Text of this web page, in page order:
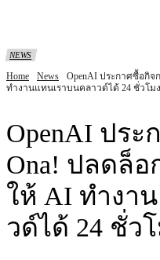
NEWS
Home News
OpenAI ประกาศซื้อกิจ
ทำงานแทนเราบนคลาวด์ได้ 24 ชั่วโมง
OpenAI ปร
Ona! ปลดล็อ
ให้ AI ทำงา
วด์ได้ 24 ชั่ว